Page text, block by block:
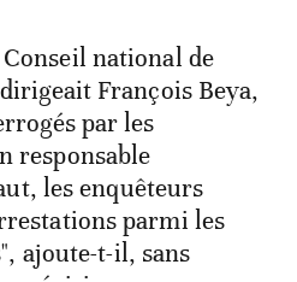
national de
François Beya,
par les
responsable
les enquêteurs
parmi les
ajoute-t-il, sans